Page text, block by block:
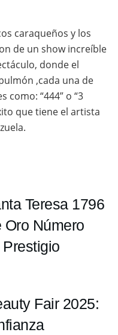
caraqueños y los
de un show increíble
donde el
,cada una de
como: “444” o “3
que tiene el artista
Teresa 1796
Número
Fair 2025: